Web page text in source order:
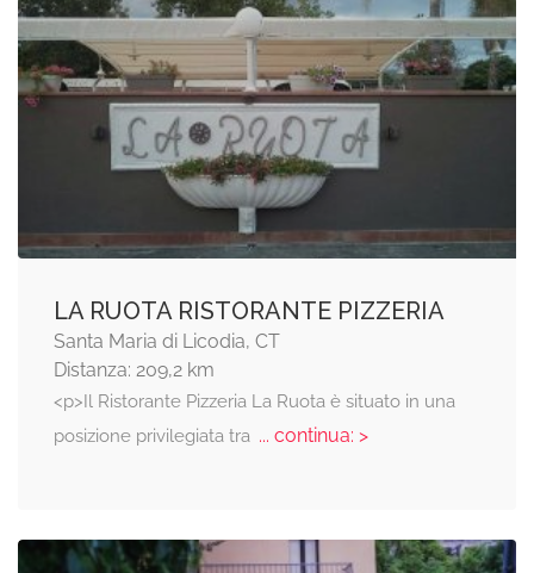
LA RUOTA RISTORANTE PIZZERIA
Santa Maria di Licodia, CT
Distanza: 209,2 km
<p>Il Ristorante Pizzeria La Ruota è situato in una
posizione privilegiata tra... continua: >